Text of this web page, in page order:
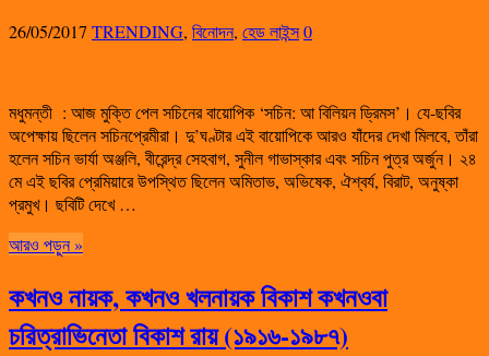
26/05/2017 TRENDING, বিনোদন, হেড লাইন্স0
মধুমন্তী : আজ মুক্তি পেল সচিনের বায়োপিক ‘সচিন: আ বিলিয়ন ড্রিমস’। যে-ছবির
অপেক্ষায় ছিলেন সচিনপ্রেমীরা। দু’ঘণ্টার এই বায়োপিকে আরও যাঁদের দেখা মিলবে, তাঁরা
হলেন সচিন ভার্যা অঞ্জলি, বীরেন্দ্র সেহবাগ, সুনীল গাভাস্কার এবং সচিন পুত্র অর্জুন। ২৪
মে এই ছবির প্রেমিয়ারে উপস্থিত ছিলেন অমিতাভ, অভিষেক, ঐশ্বর্য, বিরাট, অনুষ্কা
প্রমুখ। ছবিটি দেখে …
আরও পড়ুন »
কখনও নায়ক, কখনও খলনায়ক বিকাশ কখনওবা
চরিত্রাভিনেতা বিকাশ রায় (১৯১৬-১৯৮৭)